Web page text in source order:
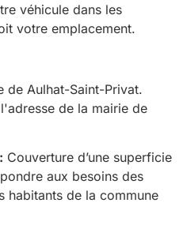
véhicule dans les
votre emplacement.
de Aulhat-Saint-Privat.
de la mairie de
Couverture d’une superficie
aux besoins des
habitants de la commune